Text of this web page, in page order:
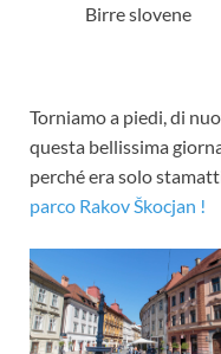
Birre slovene
Torniamo a piedi, di
questa bellissima
perché era solo
parco Rakov Škocjan !